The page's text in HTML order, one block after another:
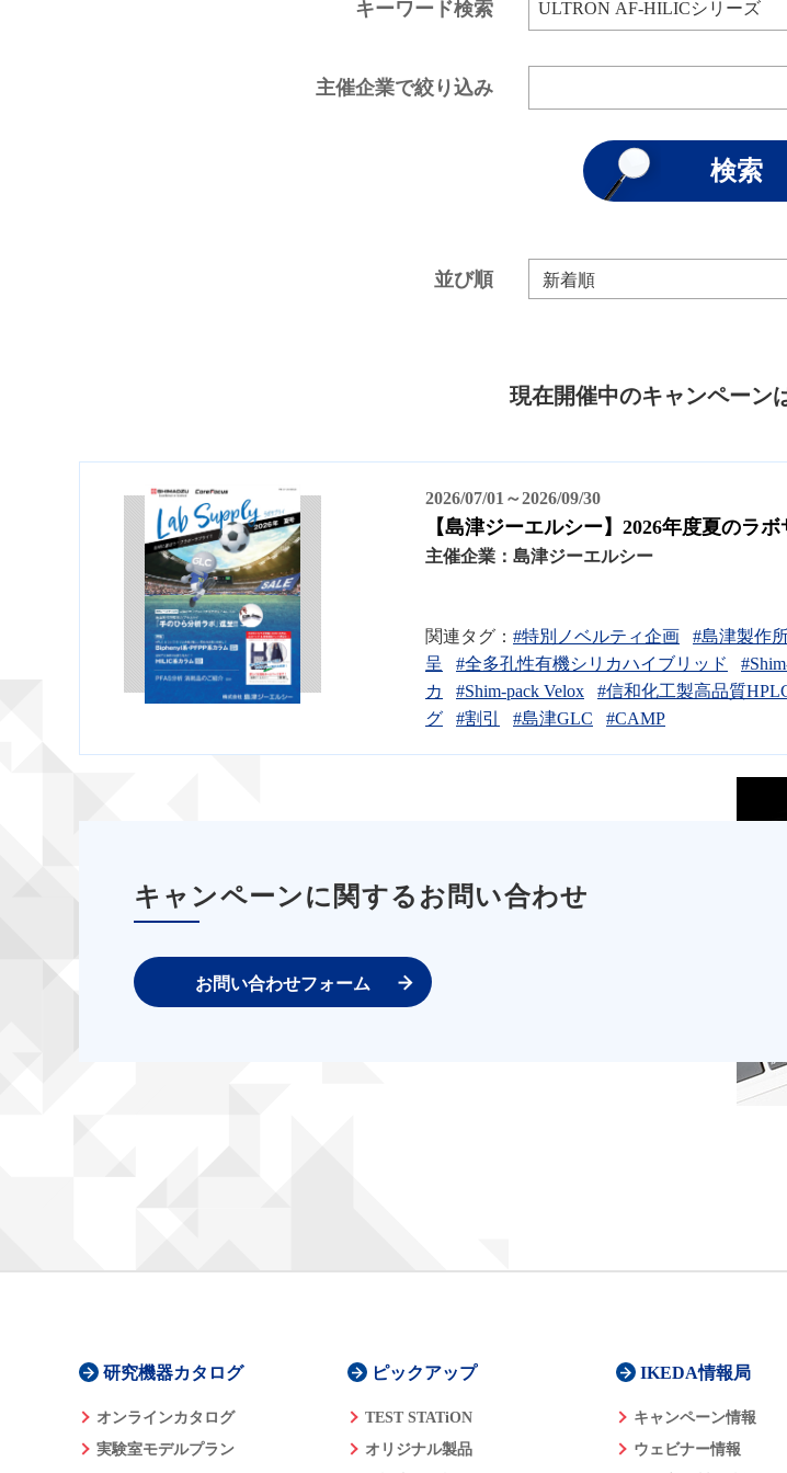
キーワード検索
主催企業で絞り込み
並び順
現在開催中のキャンペーン
2026/07/01～2026/09/30
【島津ジーエルシー】2026年度夏のラ
主催企業： 島津ジーエルシー
関連タグ： #特別ノベルティ企画 #島津製作
呈
#全多孔性有機シリカハイブリッド
カ
#Shim-pack Velox #信和化工製高品質
グ
#割引 #島津GLC #CAMP
キャンペーンに関するお問い合わせ
お問い合わせフォーム
研究機器カタログ
オンラインカタログ
実験室モデルプラン
ピックアップ
TEST STATiON
オリジナル製品
IKEDA情報局
キャンペーン情報
ウェビナー情報